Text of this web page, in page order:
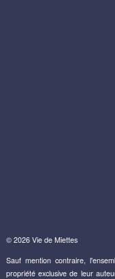
© 2026 Vie de Miettes
Sauf mention contraire,
propriété exclusive de leur